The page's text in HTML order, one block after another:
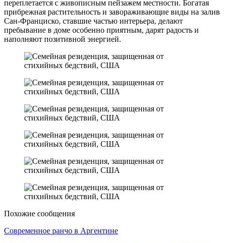
переплетается с живописным пейзажем местности. Богатая
прибрежная растительность и завораживающие виды на залив
Сан-Франциско, ставшие частью интерьера, делают
пребывание в доме особенно приятным, дарят радость и
наполняют позитивной энергией.
Похожие сообщения
Современное ранчо в Аргентине